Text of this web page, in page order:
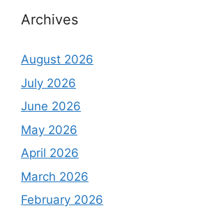
Archives
August 2026
July 2026
June 2026
May 2026
April 2026
March 2026
February 2026